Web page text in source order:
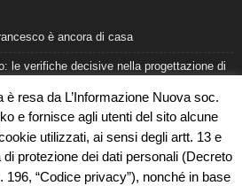
è ancora di casa
le verifiche decisive nella progettazione di
ARPACAL 2026 sulla qualità del mare
una camera ardente per l’ultimo saluto
riconoscere i segnali veri
è resa da L’Informazione Nuova soc.
e fornisce agli utenti del sito alcune
utilizzati, ai sensi degli artt. 13 e
protezione dei dati personali (Decreto
196, “Codice privacy”), nonché in base